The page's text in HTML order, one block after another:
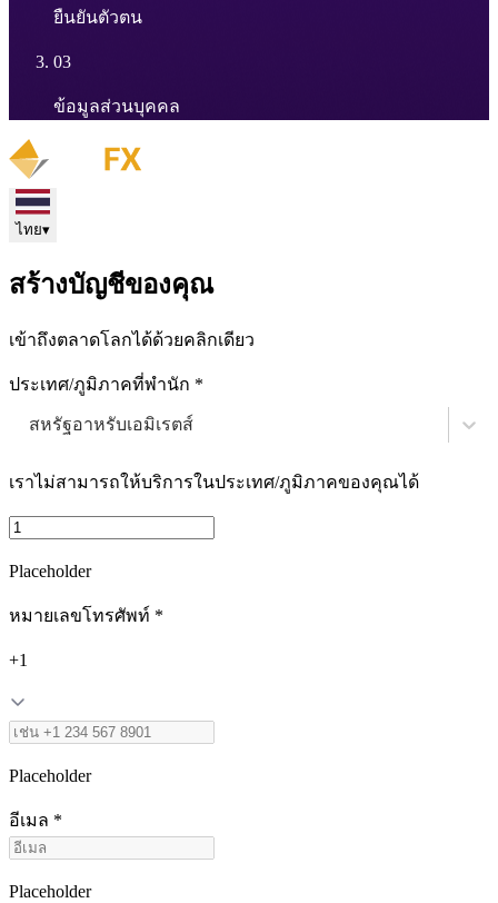
ยืนยันตัวตน
03
ข้อมูลส่วนบุคคล
ไทย▾
สร้างบัญชีของคุณ
เข้าถึงตลาดโลกได้ด้วยคลิกเดียว
ประเทศ/ภูมิภาคที่พำนัก *
สหรัฐอาหรับเอมิเรตส์
เราไม่สามารถให้บริการในประเทศ/ภูมิภาคของคุณได้
Placeholder
หมายเลขโทรศัพท์ *
+1
Placeholder
อีเมล *
Placeholder